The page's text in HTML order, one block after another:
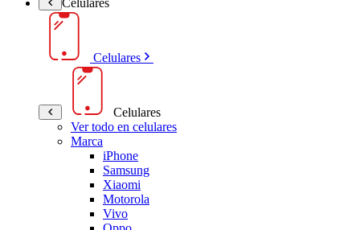
Celulares
Celulares
Ver todo en celulares
Marca
iPhone
Samsung
Xiaomi
Motorola
Vivo